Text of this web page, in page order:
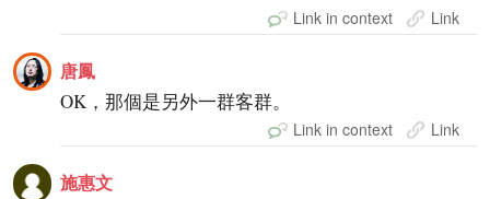
Link in context Link
唐鳳
OK，那個是另外一群客群。
Link in context Link
施惠文